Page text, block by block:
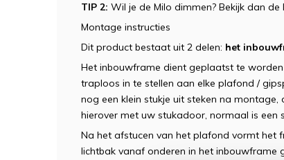
TIP 2: Wil je de Milo dimmen? Bekijk dan de
Montage instructies
Dit product bestaat uit 2 delen: het
Het inbouwframe dient geplaatst te
traploos in te stellen aan elke plafond /
nog een klein stukje uit steken na
hierover met uw stukadoor, normaal is
Na het afstucen van het plafond vormt het
lichtbak vanaf onderen in het inbouwframe